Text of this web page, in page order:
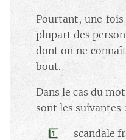
Pourtant, une
plupart des
dont on ne
bout.
Dans le cas du
sont les suivantes :
​1️⃣ scandale